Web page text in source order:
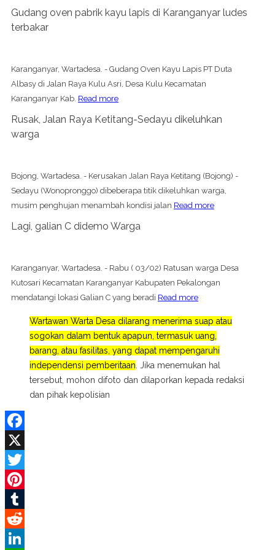
Gudang oven pabrik kayu lapis di Karanganyar ludes
terbakar
Karanganyar, Wartadesa. - Gudang Oven Kayu Lapis PT Duta
Albasy di Jalan Raya Kulu Asri, Desa Kulu Kecamatan
Karanganyar Kab. Read more
Rusak, Jalan Raya Ketitang-Sedayu dikeluhkan
warga
Bojong, Wartadesa. - Kerusakan Jalan Raya Ketitang (Bojong) -
Sedayu (Wonopronggo) dibeberapa titik dikeluhkan warga,
musim penghujan menambah kondisi jalan Read more
Lagi, galian C didemo Warga
Karanganyar, Wartadesa. - Rabu ( 03/02) Ratusan warga Desa
Kutosari Kecamatan Karanganyar Kabupaten Pekalongan
mendatangi lokasi Galian C yang beradi Read more
Wartawan Warta Desa dilarang menerima suap atau
sogokan dalam bentuk apapun, termasuk uang,
barang, atau fasilitas, yang dapat mempengaruhi
independensi pemberitaan . Jika menemukan hal
tersebut, mohon difoto dan dilaporkan kepada redaksi
dan pihak kepolisian
Facebook
X
Twitter
Pinterest
Tumblr
Reddit